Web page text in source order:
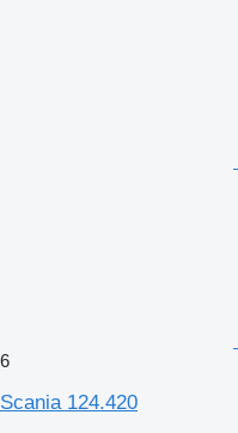
6
Scania 124.420